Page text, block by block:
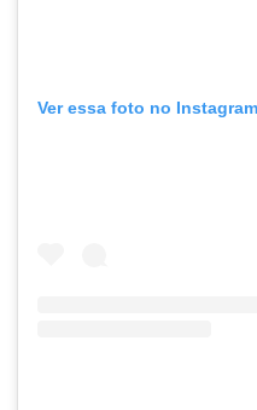
Ver essa foto no Instagram